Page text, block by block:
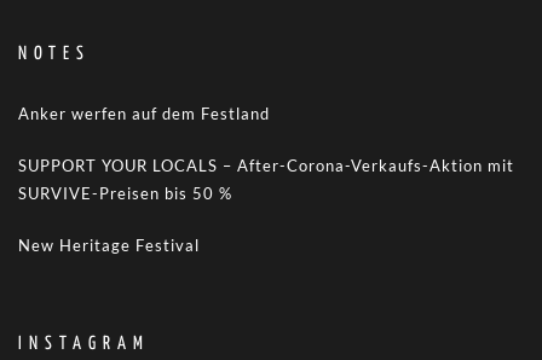
NOTES
Anker werfen auf dem Festland
SUPPORT YOUR LOCALS – After-Corona-Verkaufs-Aktion mit
SURVIVE-Preisen bis 50 %
New Heritage Festival
INSTAGRAM